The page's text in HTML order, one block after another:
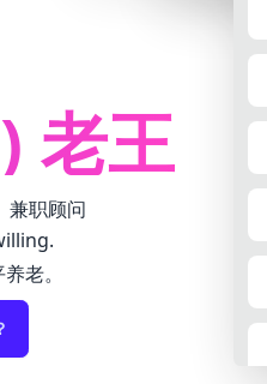
老王
兼职顾问
老。